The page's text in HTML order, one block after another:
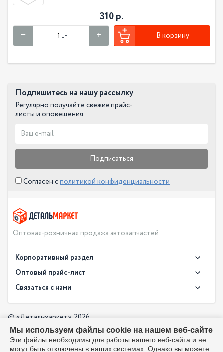
310 р.
шт В корзину
Подпишитесь на нашу рассылку
Регулярно получайте свежие прайс-
листы и оповещения
Подписаться
Согласен сполитикой конфиденциальности
Оптовая-розничная продажа автозапчастей
Корпоративный раздел
Новости
О компании
Доставка
Оптовый прайс-лист
Оплата
Производители
Политика в отношении обработки персональных данных
Оптовый прайс-лист
Скачать прайс в PDF
Связаться с нами
info@detalmarket.ru
© «Детальмаркет», 2026
Разработка:
Мы используем файлы cookie на нашем веб-сайте
Эти файлы необходимы для работы нашего веб-сайта и не
могут быть отключены в наших системах. Однако вы можете